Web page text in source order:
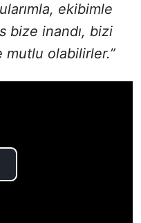
ekibimle
bize inandı, bizi
olabilirler.”